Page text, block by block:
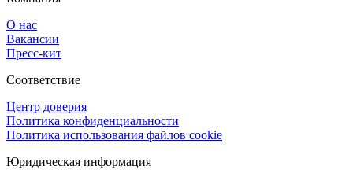
О нас
Вакансии
Пресс-кит
Соответствие
Центр доверия
Политика конфиденциальности
Политика использования файлов cookie
Юридическая информация